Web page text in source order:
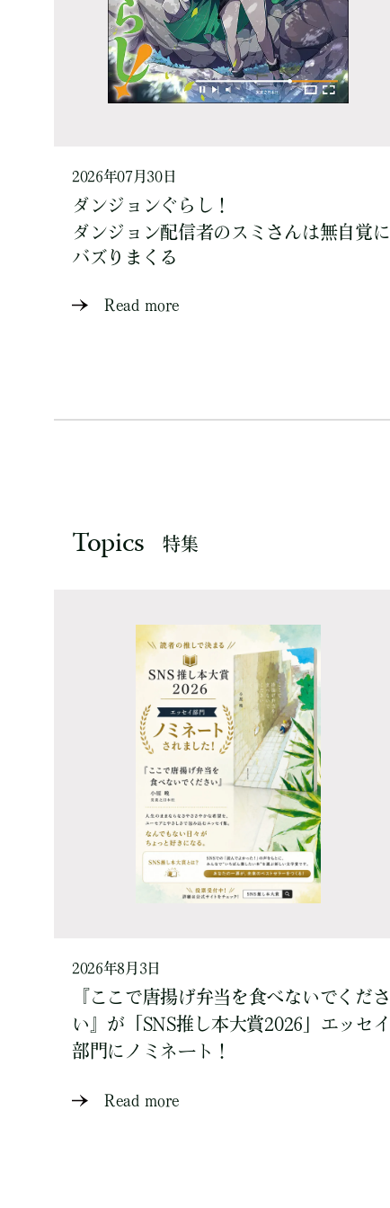
2026年07月30日
ダンジョンぐらし！
ダンジョン配信者のスミさんは無自覚に
バズりまくる
Read more
Topics 特集
2026年8月3日
『ここで唐揚げ弁当を食べないでくださ
い』が「SNS推し本大賞2026」エッセイ
部門にノミネート！
Read more